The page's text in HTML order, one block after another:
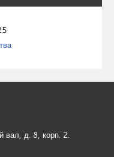
вал, д. 8, корп. 2.